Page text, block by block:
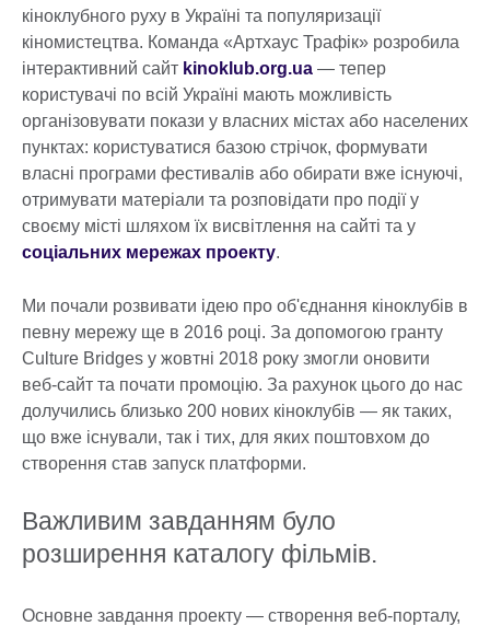
кіноклубного руху в Україні та популяризації
кіномистецтва. Команда «Артхаус Трафік» розробила
інтерактивний сайт kinoklub.org.ua — тепер
користувачі по всій Україні мають можливість
організовувати покази у власних містах або населених
пунктах: користуватися базою стрічок, формувати
власні програми фестивалів або обирати вже існуючі,
отримувати матеріали та розповідати про події у
своєму місті шляхом їх висвітлення на сайті та у
соціальних мережах проекту.
Ми почали розвивати ідею про об'єднання кіноклубів в
певну мережу ще в 2016 році. За допомогою гранту
Culture Bridges у жовтні 2018 року змогли оновити
веб-сайт та почати промоцію. За рахунок цього до нас
долучились близько 200 нових кіноклубів — як таких,
що вже існували, так і тих, для яких поштовхом до
створення став запуск платформи.
Важливим завданням було
розширення каталогу фільмів.
Основне завдання проекту — створення веб-порталу,